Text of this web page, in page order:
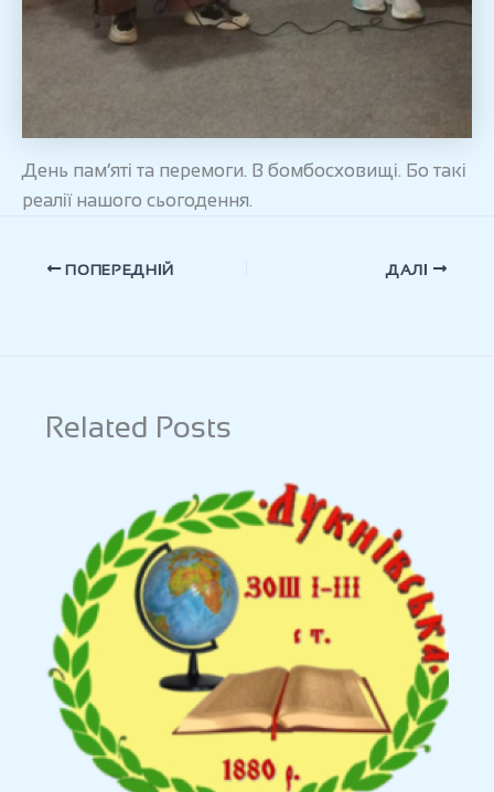
День пам’яті та перемоги. В бомбосховищі. Бо такі
реалії нашого сьогодення.
ПОПЕРЕДНІЙ ДАЛІ
Related Posts